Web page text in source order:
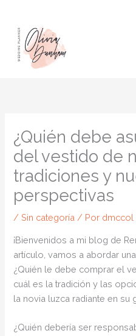
contenido
¿Quién debe
del vestido de
tradiciones y
perspectivas
/Sin categoría / Por dmccol
¡Bienvenidos a mi blog de
artículo, vamos a abordar
¿Quién le debe comprar el
cuál es la tradición y las
la novia luzca radiante en su
¿Quién debería ser